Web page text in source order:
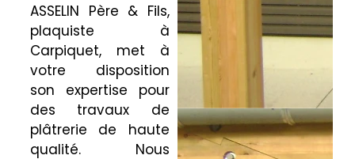
ASSELIN Père & Fils,
plaquiste à
Carpiquet, met à
votre disposition
son expertise pour
des travaux de
plâtrerie de haute
qualité. Nous